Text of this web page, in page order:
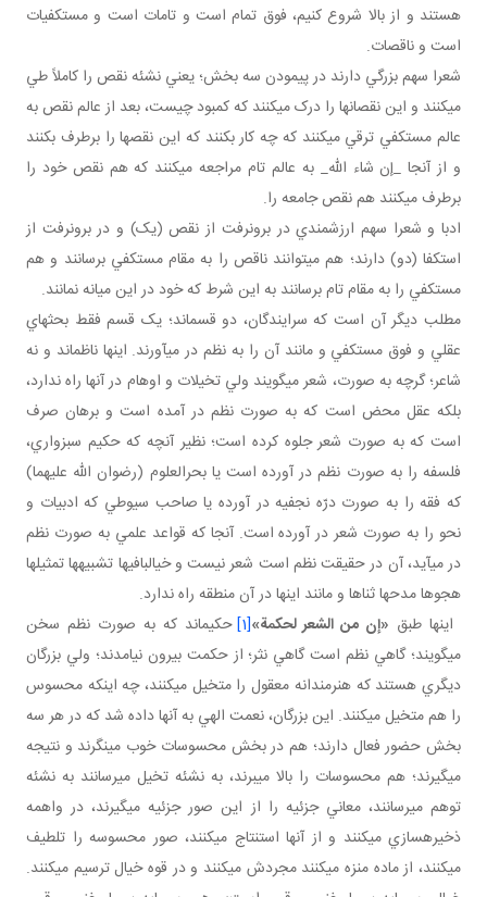
هستند و از بالا شروع کنيم، فوق تمام است و تامات است و مستکفيات
است و ناقصات.
شعرا سهم بزرگي دارند در پيمودن سه بخش؛ يعني نشئه نقص را کاملاً طي
مي کنند و اين نقصان ها را درک مي کنند که کمبود چيست، بعد از عالم نقص به
عالم مستکفي ترقي مي کنند که چه کار بکنند که اين نقص ها را برطرف بکنند
و از آنجا _إن شاء الله_ به عالم تام مراجعه مي کنند که هم نقص خود را
برطرف مي کنند هم نقص جامعه را.
ادبا و شعرا سهم ارزشمندي در برون رفت از نقص (يک) و در برون رفت از
استکفا (دو) دارند؛ هم مي توانند ناقص را به مقام مستکفي برسانند و هم
مستکفي را به مقام تام برسانند به اين شرط که خود در اين ميانه نمانند.
مطلب ديگر آن است که سرايندگان، دو قسم اند؛ يک قسم فقط بحث هاي
عقلي و فوق مستکفي و مانند آن را به نظم در مي آورند. اينها ناظم اند و نه
شاعر؛ گرچه به صورت، شعر مي گويند ولي تخيلات و اوهام در آنها راه ندارد،
بلکه عقل محض است که به صورت نظم در آمده است و برهان صرف
است که به صورت شعر جلوه کرده است؛ نظير آنچه که حکيم سبزواري،
فلسفه را به صورت نظم در آورده است يا بحرالعلوم (رضوان الله عليهما)
که فقه را به صورت درّه نجفيه در آورده يا صاحب سيوطي که ادبيات و
نحو را به صورت شعر در آورده است. آنجا که قواعد علمي به صورت نظم
در مي آيد، آن در حقيقت نظم است شعر نيست و خيالبافي ها تشبيه ها تمثيل ها
هجو ها مدح ها ثناها و مانند اينها در آن منطقه راه ندارد.
اينها طبق «إن من الشعر لحکمة»[1] حکيم اند که به صورت نظم سخن
مي گويند؛ گاهي نظم است گاهي نثر؛ از حکمت بيرون نيامدند؛ ولي بزرگان
ديگري هستند که هنرمندانه معقول را متخيل مي کنند، چه اينکه محسوس
را هم متخيل مي کنند. اين بزرگان، نعمت الهي به آنها داده شد که در هر سه
بخش حضور فعال دارند؛ هم در بخش محسوسات خوب مي نگرند و نتيجه
مي گيرند؛ هم محسوسات را بالا مي برند، به نشئه تخيل مي رسانند به نشئه
توهم مي رسانند، معاني جزئيه را از اين صور جزئيه مي گيرند، در واهمه
ذخيره سازي مي کنند و از آنها استنتاج مي کنند، صور محسوسه را تلطيف
مي کنند، از ماده منزه مي کنند مجردش مي کنند و در قوه خيال ترسيم مي کنند.